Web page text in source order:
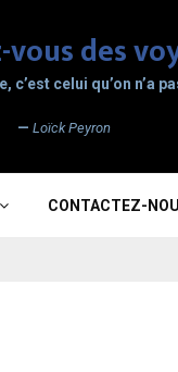
c’est celui qu’on n’a
— Loïck Peyron
CONTACTEZ-